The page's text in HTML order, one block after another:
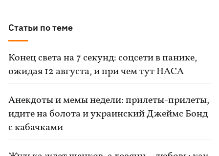
Статьи по теме
Конец света на 7 секунд: соцсети в панике,
ожидая 12 августа, и при чем тут НАСА
Анекдоты и мемы недели: прилеты-прилеты,
идите на болота и украинский Джеймс Бонд
с кабачками